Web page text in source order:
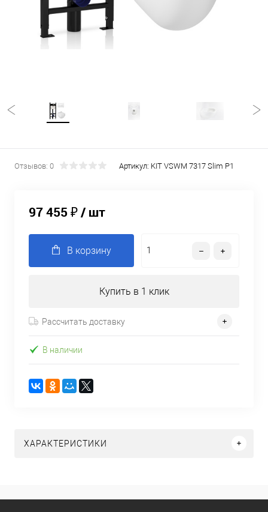
Отзывов: 0 Артикул: KIT VSWM 7317 Slim P1
97 455 ₽/ шт
В корзину
Купить в 1 клик
Рассчитать доставку
В наличии
ХАРАКТЕРИСТИКИ